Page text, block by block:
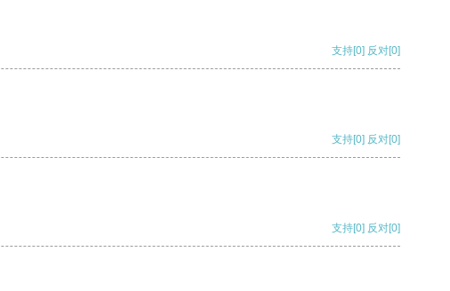
支持[0] 反对[0]
支持[0] 反对[0]
支持[0] 反对[0]